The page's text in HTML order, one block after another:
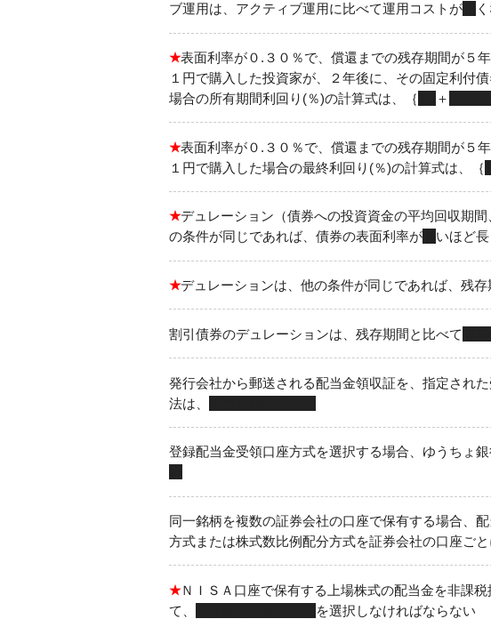
ブ運用は、アクティブ運用に比べて運用コストが低
★表面利率が０.３０％で、償還までの残存期間が５
１円で購入した投資家が、２年後に、その固定利付
場合の所有期間利回り(％)の計算式は、｛
＋
★表面利率が０.３０％で、償還までの残存期間が５
１円で購入した場合の最終利回り(％)の計算式は、｛
★デュレーション（債券への投資資金の平均回収期
の条件が同じであれば、債券の表面利率が低 いほど
★デュレーションは、他の条件が同じであれば、残存
割引債券のデュレーションは、残存期間と比べて
発行会社から郵送される配当金領収証を、指定され
法は、
登録配当金受領口座方式を選択する場合、ゆうちょ
同一銘柄を複数の証券会社の口座で保有する場合、
方式または株式数比例配分方式を証券会社の口座ご
★ＮＩＳＡ口座で保有する上場株式の配当金を非課
て、
を選択しなければならない